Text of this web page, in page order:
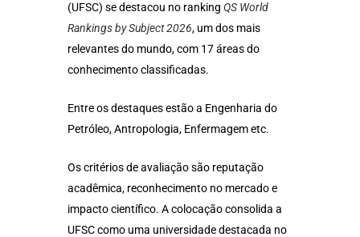
(UFSC) se destacou no ranking QS World
Rankings by Subject 2026, um dos mais
relevantes do mundo, com 17 áreas do
conhecimento classificadas.
Entre os destaques estão a Engenharia do
Petróleo, Antropologia, Enfermagem etc.
Os critérios de avaliação são reputação
acadêmica, reconhecimento no mercado e
impacto científico. A colocação consolida a
UFSC como uma universidade destacada no